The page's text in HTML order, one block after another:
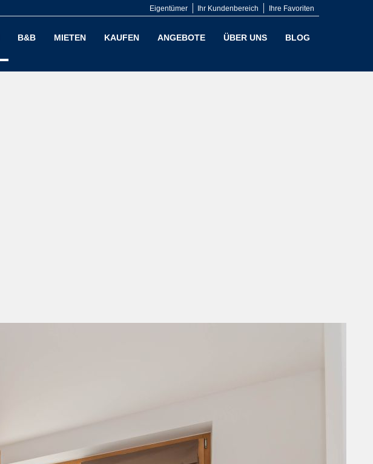
Ihre Favoriten
Ihr Kundenbereich
Eigentümer
B&B MIETEN KAUFEN ANGEBOTE ÜBER UNS BLOG